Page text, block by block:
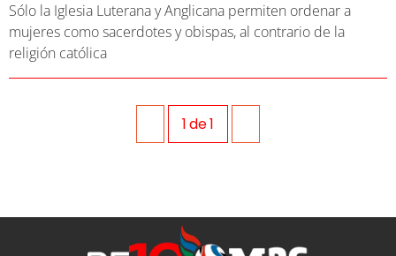
Sólo la Iglesia Luterana y Anglicana permiten ordenar a
mujeres como sacerdotes y obispas, al contrario de la
religión católica
1de1